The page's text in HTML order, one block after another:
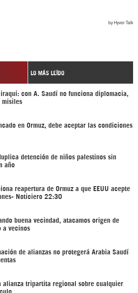
LO MÁS LEÍDO
iraquí: con A. Saudí no funciona diplomacia,
misiles
en Ormuz, debe aceptar las condiciones
detención de niños palestinos sin
año
reapertura de Ormuz a que EEUU acepte
Noticiero 22:30
buena vecindad, atacamos origen de
a vecinos
de alianzas no protegerá Arabia Saudí
alianza tripartita regional sobre cualquier